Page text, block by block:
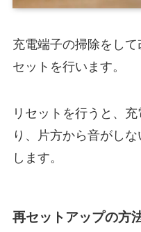
充電端子の掃除をし
セットを行います。
リセットを行うと、
り、片方から音がし
します。
再セットアップの方